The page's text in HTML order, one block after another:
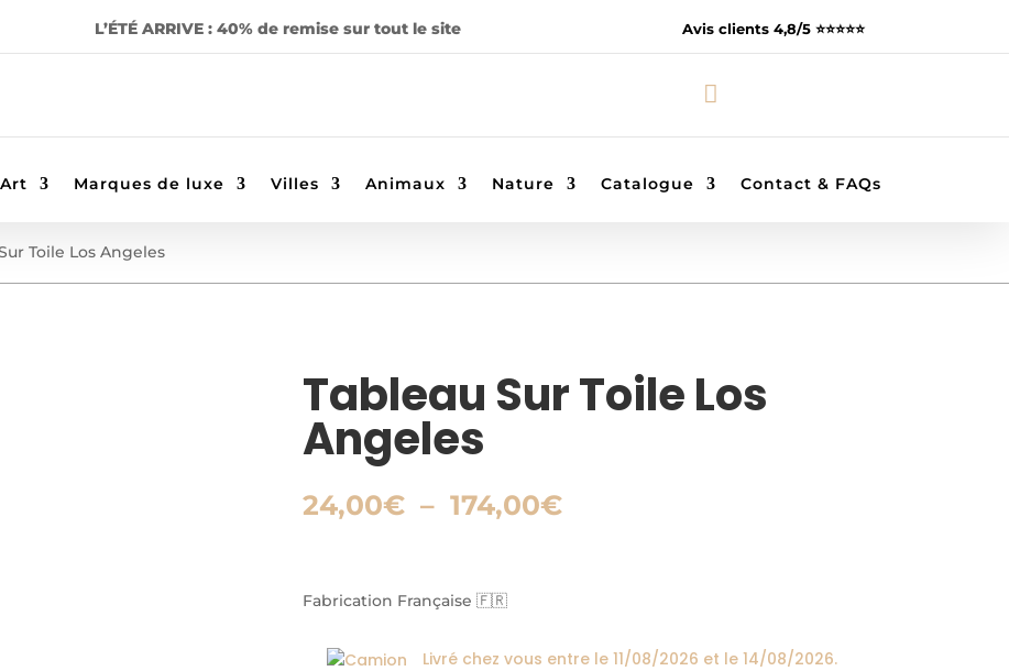
L’ÉTÉ ARRIVE : 40% de remise sur tout le site Avis clients 4,8/5 ⭐️⭐️⭐️⭐️⭐️

Marques de luxe Villes Animaux Nature Catalogue Contact & FAQs
Toile Los Angeles
Tableau Sur Toile Los
Angeles
24,00€ – 174,00€Plage
Fabrication Française 🇫🇷
Livré chez vous entre le 11/08/2026 et le 14/08/2026.